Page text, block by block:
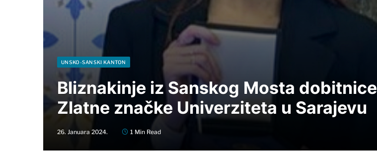
UNSKO-SANSKI KANTON
Bliznakinje iz Sanskog Mosta dobitnice
Zlatne značke Univerziteta u Sarajevu
26. Januara 2024. 1 Min Read